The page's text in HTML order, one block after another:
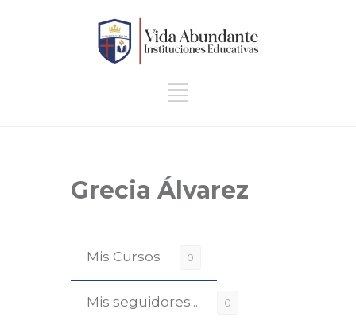
Grecia Álvarez
Mis Cursos 0
Mis seguidores... 0